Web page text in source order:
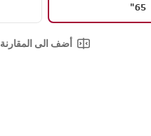
65"
أضف الى المقارنة